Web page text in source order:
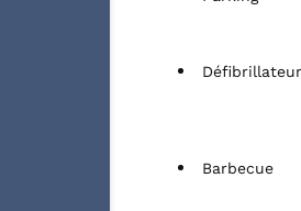
Défibrillateur
Barbecue